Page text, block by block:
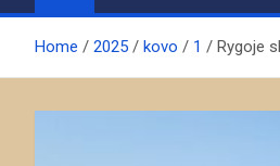
Home 2025 kovo 1 Rygoje